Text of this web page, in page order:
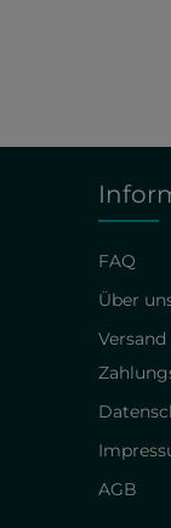
FAQ
Über
Versand
AGB